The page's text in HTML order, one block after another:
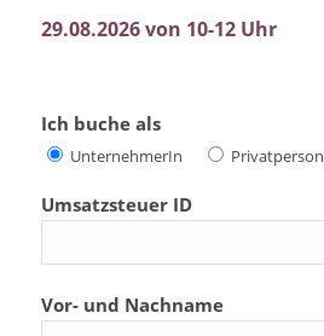
29.08.2026 von 10-12 Uhr
Ich buche als
UnternehmerIn Privatperson
Umsatzsteuer ID
Vor- und Nachname